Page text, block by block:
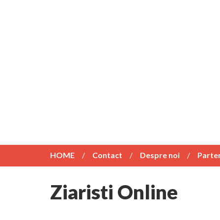
HOME Contact Despre noi
Ziaristi Online